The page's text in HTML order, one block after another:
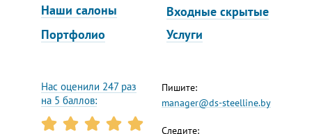
Наши салоны
Входные скрытые
Портфолио
Услуги
Нас оценили 247 раз
на 5 баллов:
Пишите:
manager@ds-steelline.by
Следите: